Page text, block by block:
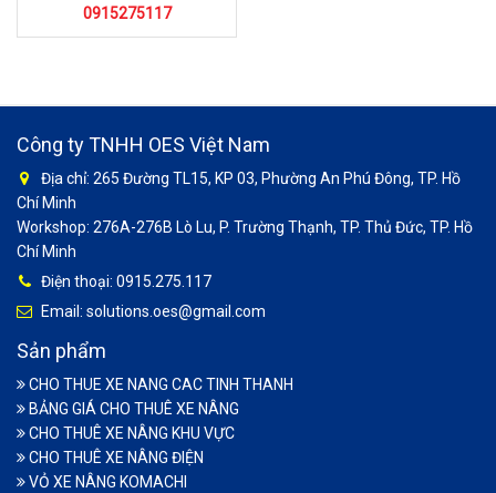
0915275117
Công ty TNHH OES Việt Nam
Địa chỉ: 265 Đường TL15, KP 03, Phường An Phú Đông, TP. Hồ
Chí Minh
Workshop: 276A-276B Lò Lu, P. Trường Thạnh, TP. Thủ Đức, TP. Hồ
Chí Minh
Điện thoại: 0915.275.117
Email: solutions.oes@gmail.com
Sản phẩm
CHO THUE XE NANG CAC TINH THANH
BẢNG GIÁ CHO THUÊ XE NÂNG
CHO THUÊ XE NÂNG KHU VỰC
CHO THUÊ XE NÂNG ĐIỆN
VỎ XE NÂNG KOMACHI